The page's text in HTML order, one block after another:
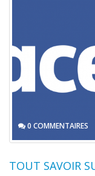
0 COMMENTAIRES
TOUT SAVOIR